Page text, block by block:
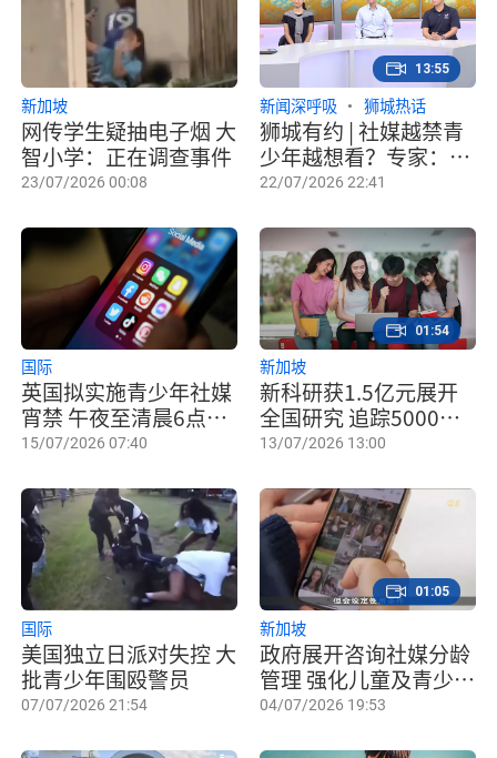
网传学生疑抽电子烟 大
智小学：正在调查事件
新加坡
23/07/2026 00:08
狮城有约 | 社媒越禁青
少年越想看？专家：引
导更为关键
新闻深呼吸 狮城热话
22/07/2026 22:41
13:55
英国拟实施青少年社媒
宵禁 午夜至清晨6点禁
用
国际
15/07/2026 07:40
新科研获1.5亿元展开
全国研究 追踪5000名
青少年成长发展
新加坡
13/07/2026 13:00
01:54
美国独立日派对失控 大
批青少年围殴警员
国际
07/07/2026 21:54
政府展开咨询社媒分龄
管理 强化儿童及青少年
网络安全
新加坡
04/07/2026 19:53
01:05